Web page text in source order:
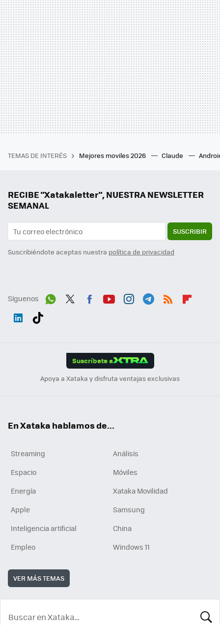
TEMAS DE INTERÉS Mejores moviles 2026 Claude
RECIBE "Xatakaletter", NUESTRA NEWSLETTER
SEMANAL
SUSCRIBIR
Suscribiéndote aceptas nuestra política de privacidad
Síguenos
Suscríbete a
Apoya a Xataka y disfruta ventajas exclusivas
En Xataka hablamos de...
Streaming
Análisis
Espacio
Móviles
Energía
Xataka Movilidad
Apple
Samsung
Inteligencia artificial
China
Empleo
Windows 11
VER MÁS TEMAS